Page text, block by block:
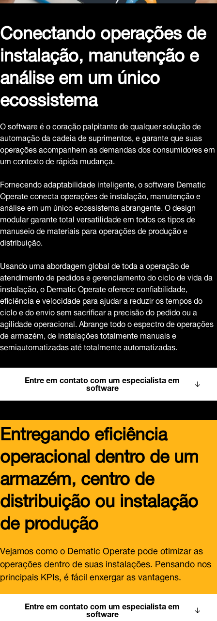
Conectando operações de
instalação, manutenção e
análise em um único
ecossistema
O software é o coração palpitante de qualquer solução de
automação da cadeia de suprimentos, e garante que suas
operações acompanhem as demandas dos consumidores em
um contexto de rápida mudança.
Fornecendo adaptabilidade inteligente, o software Dematic
Operate conecta operações de instalação, manutenção e
análise em um único ecossistema abrangente. O design
modular garante total versatilidade em todos os tipos de
manuseio de materiais para operações de produção e
distribuição.
Usando uma abordagem global de toda a operação de
atendimento de pedidos e gerenciamento do ciclo de vida da
instalação, o Dematic Operate oferece confiabilidade,
eficiência e velocidade para ajudar a reduzir os tempos do
ciclo e do envio sem sacrificar a precisão do pedido ou a
agilidade operacional. Abrange todo o espectro de operações
de armazém, de instalações totalmente manuais e
semiautomatizadas até totalmente automatizadas.
Entre em contato com um especialista em
software
Entregando eficiência
operacional dentro de um
armazém, centro de
distribuição ou instalação
de produção
Vejamos como o Dematic Operate pode otimizar as
operações dentro de suas instalações. Pensando nos
principais KPIs, é fácil enxergar as vantagens.
Entre em contato com um especialista em
software